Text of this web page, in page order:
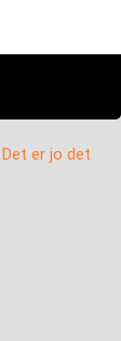
er jo det